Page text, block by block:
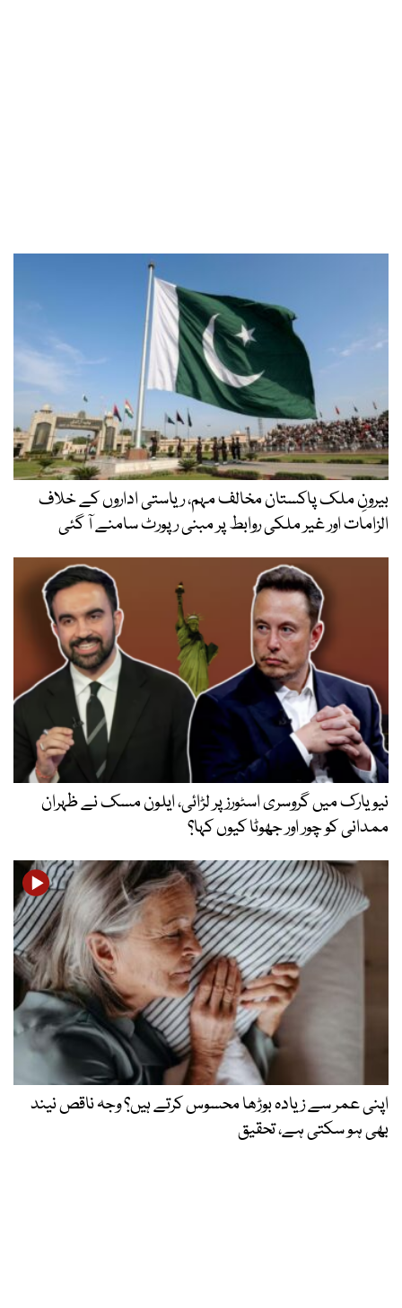
بیرونِ ملک پاکستان مخالف مہم، ریاستی اداروں کے خلاف
الزامات اور غیر ملکی روابط پر مبنی رپورٹ سامنے آ گئی
نیویارک میں گروسری اسٹورز پر لڑائی، ایلون مسک نے ظہران
ممدانی کو چور اور جھوٹا کیوں کہا؟
اپنی عمر سے زیادہ بوڑھا محسوس کرتے ہیں؟ وجہ ناقص نیند
بھی ہو سکتی ہے، تحقیق